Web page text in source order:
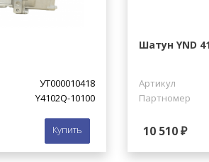
УТ000010418
Y4102Q-10100
Купить
Шатун YND
Артикул
Партномер
10 510 ₽